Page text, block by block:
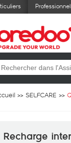
SELFCARE
Recharge